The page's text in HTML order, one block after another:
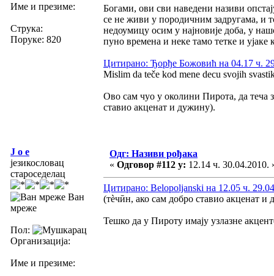
Име и презиме:
Струка:
Поруке: 820
Богами, ови сви наведени називи
се не живи у породичним задругама, и
недоумицу осим у најновије доба, у
пуно времена и неке тамо тетке и
Цитирано: Ђорђе Божовић на 04.17 ч.
Mislim da teče kod mene decu svojih
Ово сам чуо у околини Пирота, да теча
ставио акценат и дужину).
J o e
језикословац
староседелац
Ван
мреже
Пол:
Организација:
Име и презиме:
Одг: Називи рођака
« Одговор #112 у: 12.14 ч. 30.04.2010.
Цитирано: Belopoljanski на 12.05 ч.
(тѐчӣн, ако сам добро ставио акценат и
Тешко да у Пироту имају узлазне